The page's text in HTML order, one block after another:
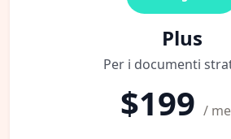
Plus
Per i documenti
$199 /